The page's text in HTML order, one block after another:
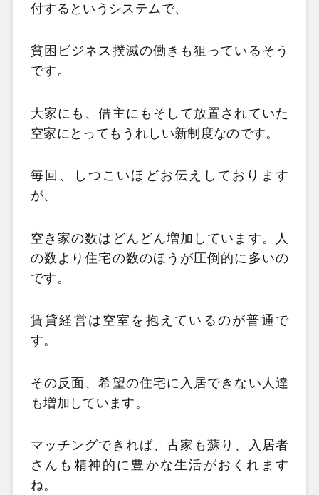
付するというシステムで、
貧困ビジネス撲滅の働きも狙っているそう
です。
大家にも、借主にもそして放置されていた
空家にとってもうれしい新制度なのです。
毎回、しつこいほどお伝えしております
が、
空き家の数はどんどん増加しています。人
の数より住宅の数のほうが圧倒的に多いの
です。
賃貸経営は空室を抱えているのが普通で
す。
その反面、希望の住宅に入居できない人達
も増加しています。
マッチングできれば、古家も蘇り、入居者
さんも精神的に豊かな生活がおくれます
ね。